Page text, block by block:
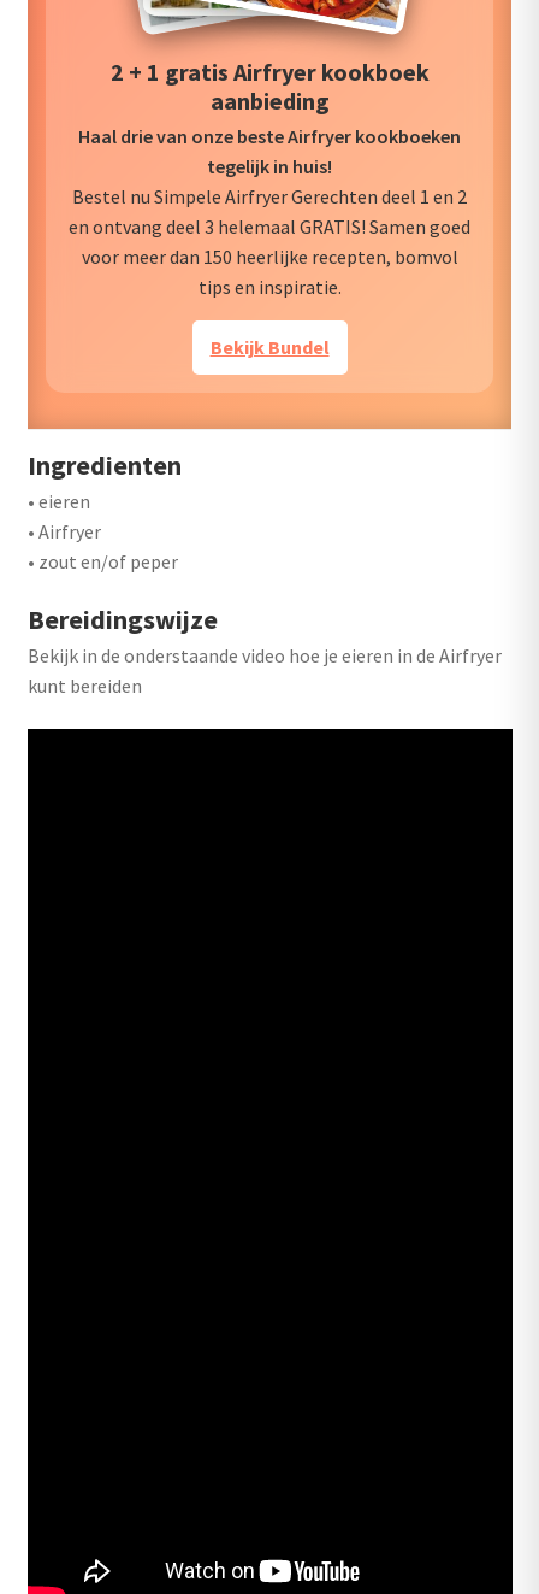
2 + 1 gratis Airfryer kookboek
aanbieding
Haal drie van onze beste Airfryer kookboeken
tegelijk in huis!
Bestel nu Simpele Airfryer Gerechten deel 1 en 2
en ontvang deel 3 helemaal GRATIS! Samen goed
voor meer dan 150 heerlijke recepten, bomvol
tips en inspiratie.
Bekijk Bundel
Ingredienten
• eieren
• Airfryer
• zout en/of peper
Bereidingswijze
Bekijk in de onderstaande video hoe je eieren in de Airfryer
kunt bereiden